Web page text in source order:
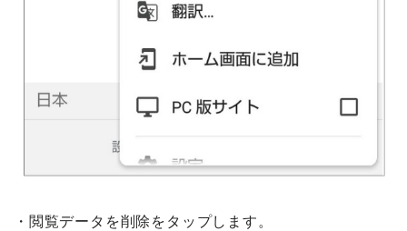
・閲覧データを削除をタップします。